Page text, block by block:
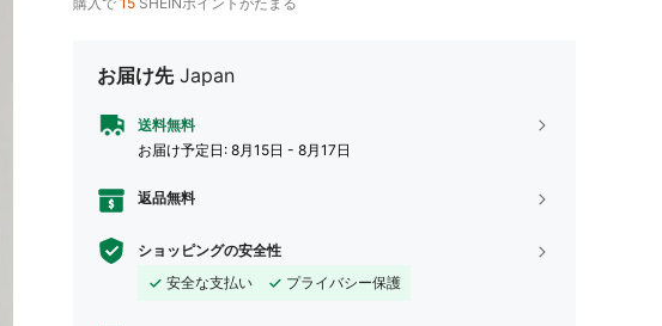
お届け先 Japan
送料無料
お届け予定日: 8月15日 - 8月17日
返品無料
ショッピングの安全性
安全な支払い
プライバシー保護